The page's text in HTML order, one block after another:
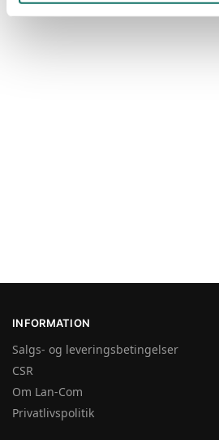
INFORMATION
Salgs- og leveringsbetingelser
CSR
Om Lan-Com
Privatlivspolitik